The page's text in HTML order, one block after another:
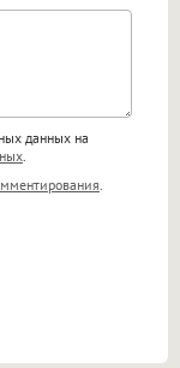
<big>,
<ol>, <li>,
данных на